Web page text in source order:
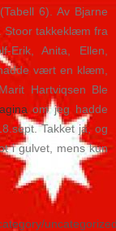
6). Av Bjarne
Stoor takkeklæm fra
Erik, Anita, Ellen,
vært en klæm,
Hartviqsen Ble
om jeg hadde
Takket ja, og
i gulvet, mens kun